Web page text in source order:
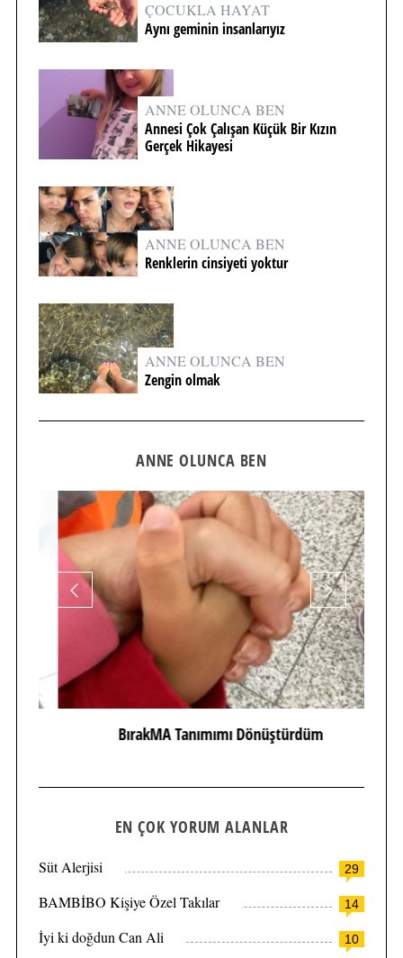
ÇOCUKLA HAYAT
Aynı geminin insanlarıyız
ANNE OLUNCA BEN
Annesi Çok Çalışan Küçük Bir Kızın
Gerçek Hikayesi
ANNE OLUNCA BEN
Renklerin cinsiyeti yoktur
ANNE OLUNCA BEN
Zengin olmak
ANNE OLUNCA BEN
BırakMA Tanımımı Dönüştürdüm
EN ÇOK YORUM ALANLAR
29
Süt Alerjisi
14
BAMBİBO Kişiye Özel Takılar
10
İyi ki doğdun Can Ali